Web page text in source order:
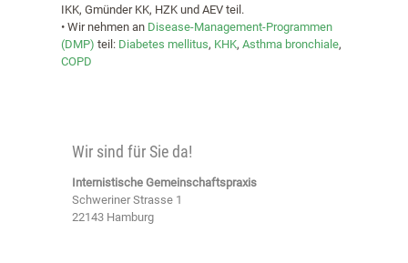
IKK, Gmünder KK, HZK und AEV teil.
• Wir nehmen an Disease-Management-Programmen
(DMP) teil: Diabetes mellitus, KHK, Asthma bronchiale,
COPD
Wir sind für Sie da!
Internistische Gemeinschaftspraxis
Schweriner Strasse 1
22143 Hamburg